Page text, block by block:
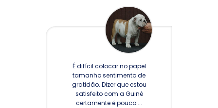
É difícil colocar no papel
tamanho sentimento de
gratidão. Dizer que estou
satisfeito com a Guiné
certamente é pouco....